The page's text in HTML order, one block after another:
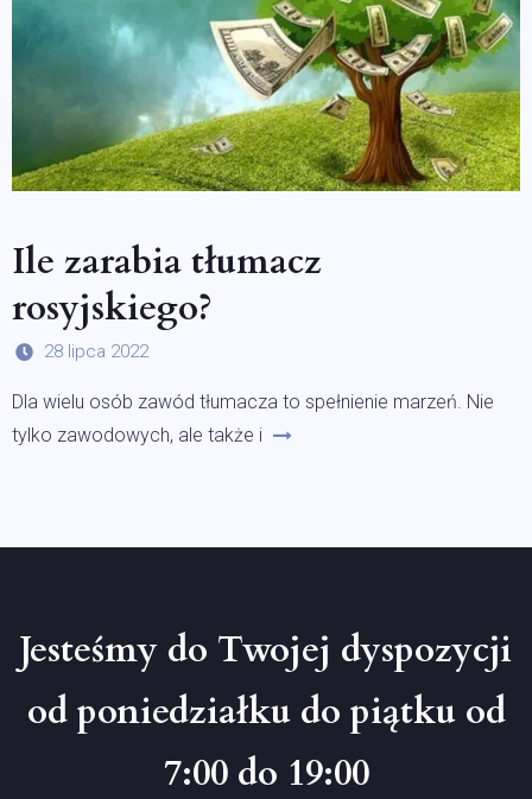
Ile zarabia tłumacz
rosyjskiego?
28 lipca 2022
Dla wielu osób zawód tłumacza to spełnienie marzeń. Nie
tylko zawodowych, ale także i
Jesteśmy do Twojej dyspozycji
od poniedziałku do piątku od
7:00 do 19:00